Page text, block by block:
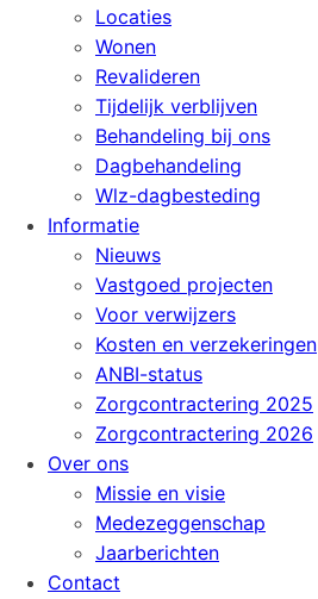
Locaties
Wonen
Revalideren
Tijdelijk verblijven
Behandeling bij ons
Dagbehandeling
Wlz-dagbesteding
Informatie
Nieuws
Vastgoed projecten
Voor verwijzers
Kosten en verzekeringen
ANBI-status
Zorgcontractering 2025
Zorgcontractering 2026
Over ons
Missie en visie
Medezeggenschap
Jaarberichten
Contact